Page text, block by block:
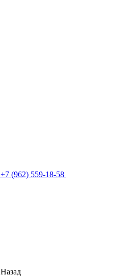
+7 (962) 559-18-58
Назад